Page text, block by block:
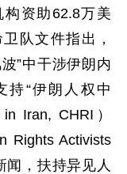
资助62.8万美
队文件指出，
”中干涉伊朗内
持“伊朗人权中
Iran, CHRI）
Rights Activists
闻，扶持异见人